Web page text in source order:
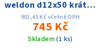
weldon d12x50 krátký
DIN69871 AD
901,45 Kč včetně DPH
745 Kč
Skladem(1 ks)